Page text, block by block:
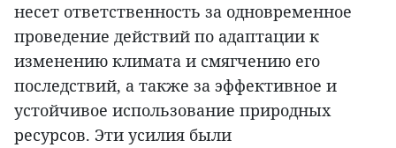
несет ответственность за одновременное
проведение действий по адаптации к
изменению климата и смягчению его
последствий, а также за эффективное и
устойчивое использование природных
ресурсов. Эти усилия были